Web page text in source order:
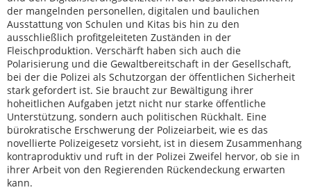
der mangelnden personellen, digitalen und baulichen
Ausstattung von Schulen und Kitas bis hin zu den
ausschließlich profitgeleiteten Zuständen in der
Fleischproduktion. Verschärft haben sich auch die
Polarisierung und die Gewaltbereitschaft in der Gesellschaft,
bei der die Polizei als Schutzorgan der öffentlichen Sicherheit
stark gefordert ist. Sie braucht zur Bewältigung ihrer
hoheitlichen Aufgaben jetzt nicht nur starke öffentliche
Unterstützung, sondern auch politischen Rückhalt. Eine
bürokratische Erschwerung der Polizeiarbeit, wie es das
novellierte Polizeigesetz vorsieht, ist in diesem Zusammenhang
kontraproduktiv und ruft in der Polizei Zweifel hervor, ob sie in
ihrer Arbeit von den Regierenden Rückendeckung erwarten
kann.